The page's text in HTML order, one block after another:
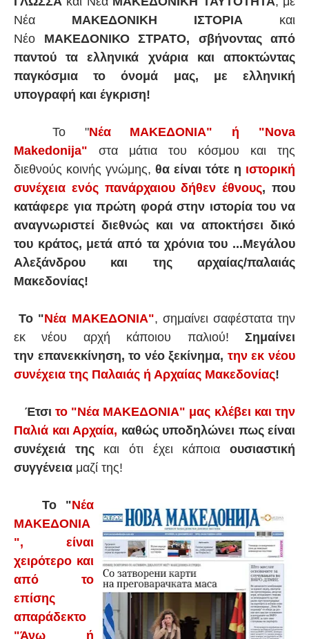
Νέα ΜΑΚΕΔΟΝΙΚΗ ΙΣΤΟΡΙΑ και
Νέο ΜΑΚΕΔΟΝΙΚΟ ΣΤΡΑΤΟ, σβήνοντας από
παντού τα ελληνικά χνάρια και αποκτώντας
παγκόσμια το όνομά μας, με ελληνική
υπογραφή και έγκριση!
Το "Νέα ΜΑΚΕΔΟΝΙΑ" ή "Nova
Makedonija" στα μάτια του κόσμου και της
διεθνούς κοινής γνώμης, θα είναι τότε η ιστορική
συνέχεια ενός πανάρχαιου δήθεν έθνους, που
κατάφερε για πρώτη φορά στην ιστορία του να
αναγνωριστεί διεθνώς και να αποκτήσει δικό
του κράτος, μετά από τα χρόνια του ...Μεγάλου
Αλεξάνδρου και της αρχαίας/παλαιάς
Μακεδονίας!
Το "Νέα ΜΑΚΕΔΟΝΙΑ", σημαίνει σαφέστατα την
εκ νέου αρχή κάποιου παλιού! Σημαίνει
την επανεκκίνηση, το νέο ξεκίνημα, την εκ νέου
συνέχεια της Παλαιάς ή Αρχαίας Μακεδονίας!
Έτσι το "Νέα ΜΑΚΕΔΟΝΙΑ" μας κλέβει και την
Παλιά και Αρχαία, καθώς υποδηλώνει πως είναι
συνέχειά της και ότι έχει κάποιαουσιαστική
συγγένεια μαζί της!
Το "Νέα
ΜΑΚΕΔΟΝΙΑ
", είναι
χειρότερο και
από το
επίσης
απαράδεκτο
"Άνω ή